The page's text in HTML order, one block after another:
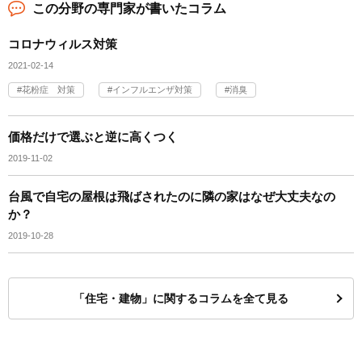
この分野の専門家が書いたコラム
コロナウィルス対策
2021-02-14
花粉症 対策 インフルエンザ対策 消臭
価格だけで選ぶと逆に高くつく
2019-11-02
台風で自宅の屋根は飛ばされたのに隣の家はなぜ大丈夫なの
か？
2019-10-28
「住宅・建物」に関するコラムを全て見る